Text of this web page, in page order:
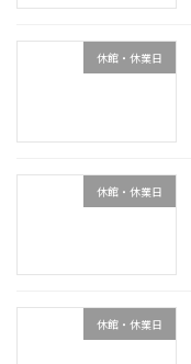
休館・休業日
休館・休業日
休館・休業日